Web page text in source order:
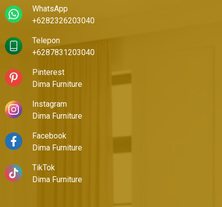
WhatsApp
+6282326203040
Telepon
+6287831203040
Pinterest
Dima Furniture
Instagram
Dima Furniture
Facebook
Dima Furniture
TikTok
Dima Furniture